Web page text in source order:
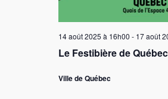
Le Festibière de Québec
14 août 2025 à 16h00 - 17 août
Ville de Québec